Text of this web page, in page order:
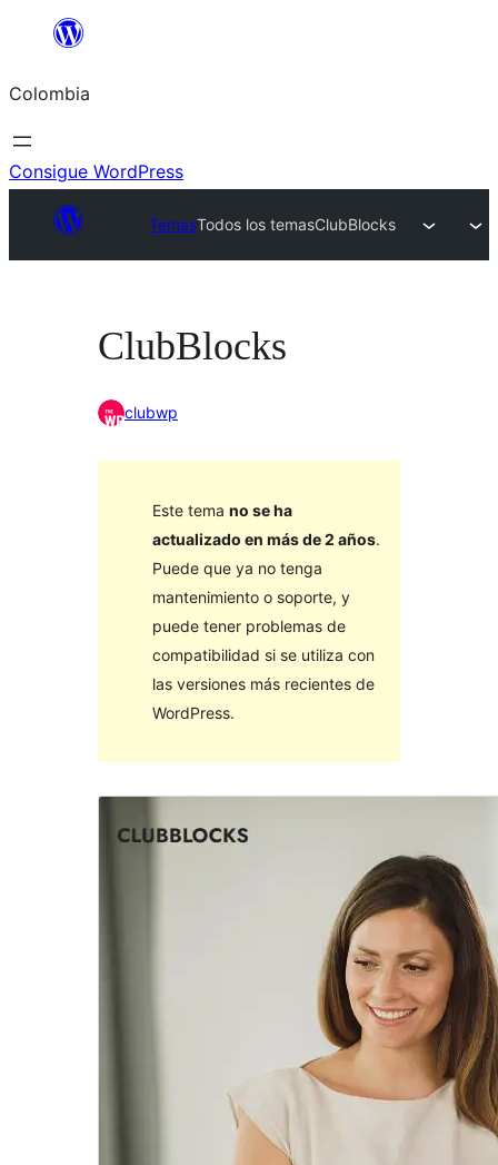
Saltar
contenido
Colombia
Consigue WordPress
TemasTodos los temasClubBlocks
ClubBlocks
clubwp
Este tema no se ha
actualizado en más de 2 años.
Puede que ya no tenga
mantenimiento o soporte, y
puede tener problemas de
compatibilidad si se utiliza con
las versiones más recientes de
WordPress.